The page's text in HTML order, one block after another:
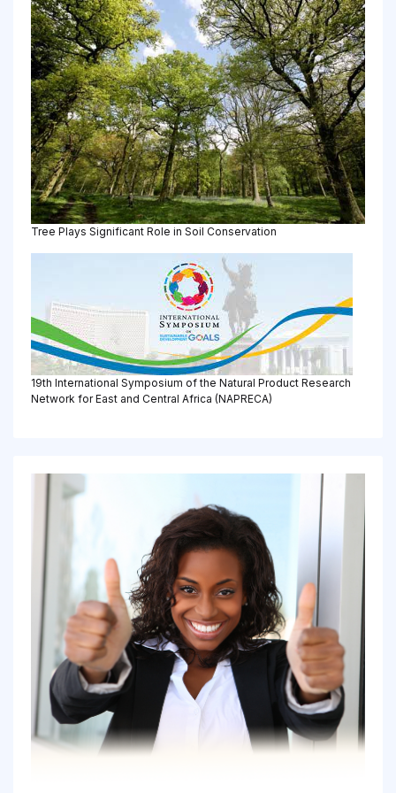
Tree Plays Significant Role in Soil Conservation
19th International Symposium of the Natural Product Research
Network for East and Central Africa (NAPRECA)